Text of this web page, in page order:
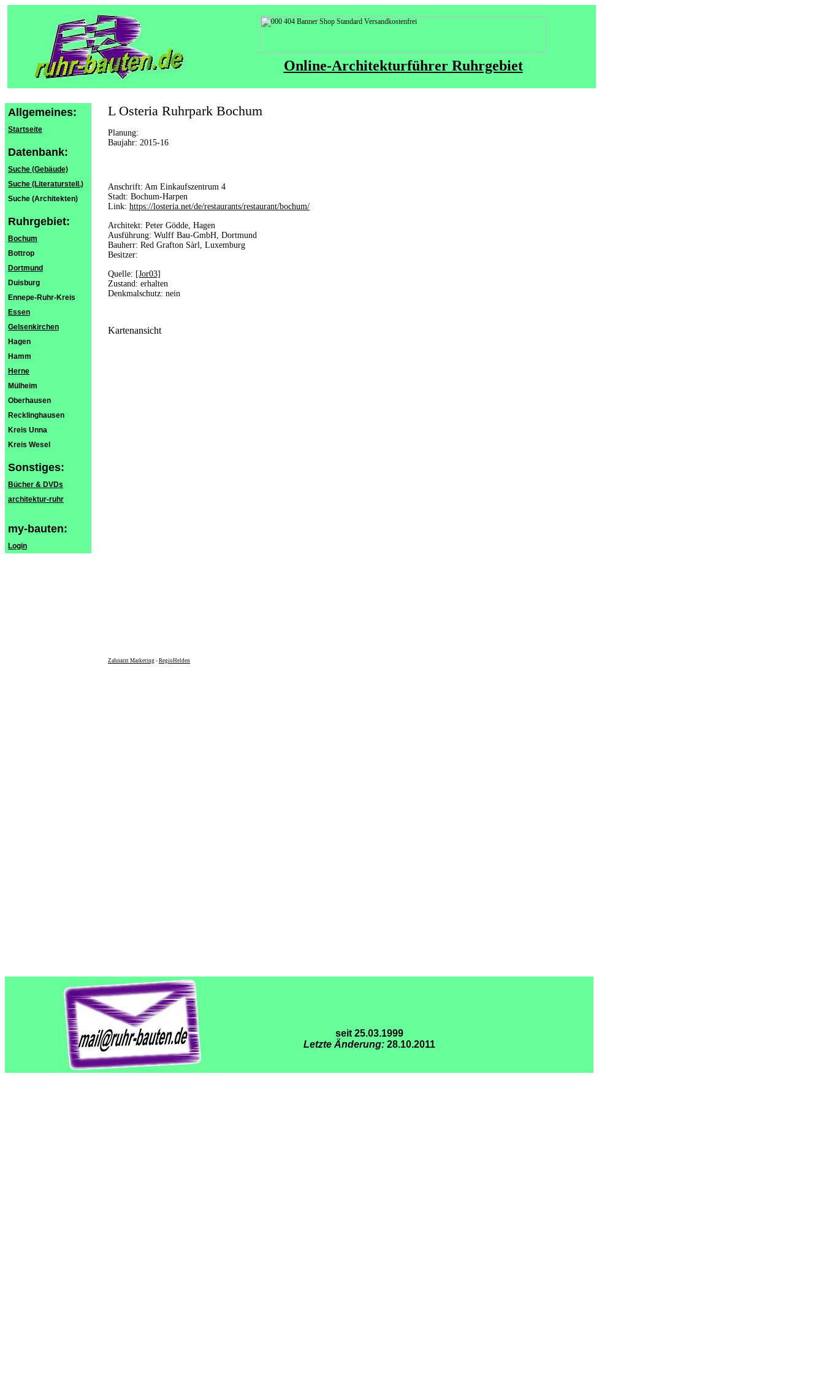
Online-Architekturführer Ruhrgebiet
Allgemeines:
Startseite
Datenbank:
Suche (Gebäude)
Suche (Literaturstell.)
Suche (Architekten)
Ruhrgebiet:
Bochum
Bottrop
Dortmund
Duisburg
Ennepe-Ruhr-Kreis
Essen
Gelsenkirchen
Hagen
Hamm
Herne
Mülheim
Oberhausen
Recklinghausen
Kreis Unna
Kreis Wesel
Sonstiges:
Bücher & DVDs
architektur-ruhr
my-bauten:
Login
L Osteria Ruhrpark Bochum
Planung:
Baujahr: 2015-16
Anschrift: Am Einkaufszentrum 4
Stadt: Bochum-Harpen
Link: https://losteria.net/de/restaurants/restaurant/bochum/
Architekt: Peter Gödde, Hagen
Ausführung: Wulff Bau-GmbH, Dortmund
Bauherr: Red Grafton Sàrl, Luxemburg
Besitzer:
Quelle: [Jor03]
Zustand: erhalten
Denkmalschutz: nein
Kartenansicht
Zahnarzt Marketing - RegioHelden
seit 25.03.1999
Letzte Änderung: 28.10.2011